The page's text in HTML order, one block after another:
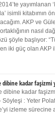
yayımlanan
isimli kitabımın
AKP ve
nasıl
şöyle başlıyor:
iki güç olan AKP
dibine kadar faşizmi
dibine kadar
Söyleşi : Yeter
izleme sürecine